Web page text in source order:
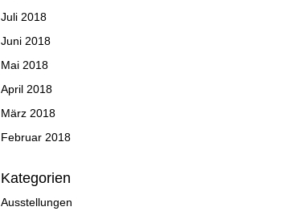
Juli 2018
Juni 2018
Mai 2018
April 2018
März 2018
Februar 2018
Kategorien
Ausstellungen